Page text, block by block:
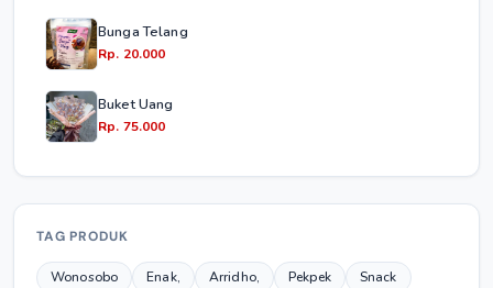
Bunga Telang
Rp. 20.000
Buket Uang
Rp. 75.000
TAG PRODUK
Wonosobo Enak, Arridho, Pekpek
Snack